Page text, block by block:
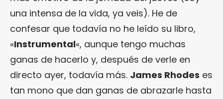
una intensa de la vida, ya veis). He de
confesar que todavía no he leído su libro,
«Instrumental«, aunque tengo muchas
ganas de hacerlo y, después de verle en
directo ayer, todavía más. James Rhodes es
tan mono que dan ganas de abrazarle hasta